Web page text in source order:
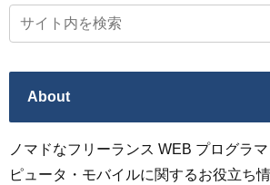
About
ノマドなフリーランス WEB プログラ
ピュータ・モバイルに関するお役立ち